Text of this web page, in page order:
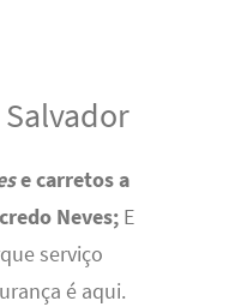
e carretos a
Neves;E
serviço
é aqui.